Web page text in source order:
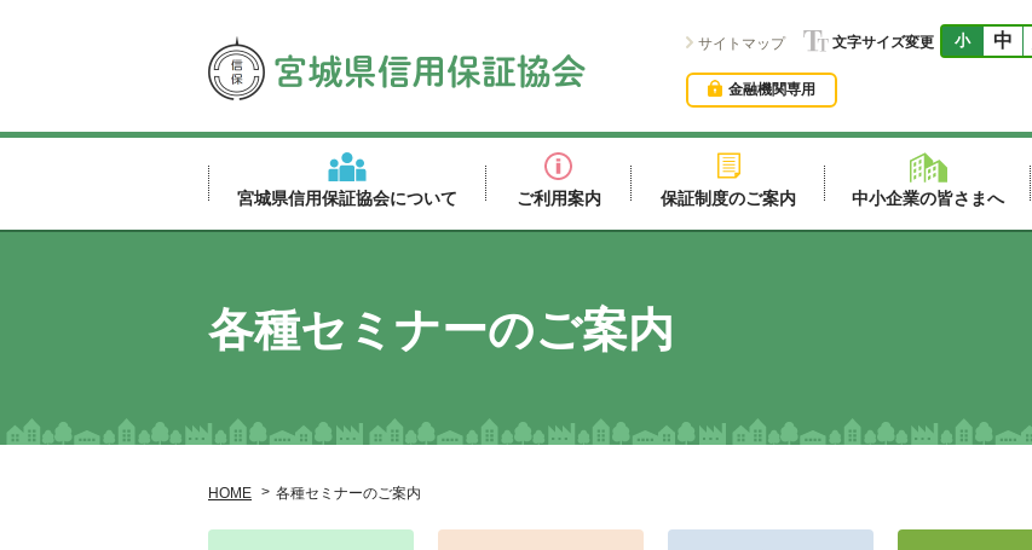
サイトマップ 文字サイズ変更 小 中
金融機関専用
宮城県信用保証協会について ご利用案内 保証制度のご案内 中小企業の皆さまへ
各種セミナーのご案内
HOME 各種セミナーのご案内